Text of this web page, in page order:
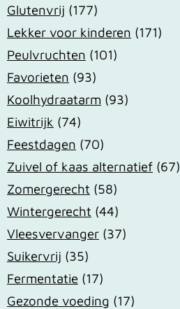
Glutenvrij (177)
Lekker voor kinderen (171)
Peulvruchten (101)
Favorieten (93)
Koolhydraatarm (93)
Eiwitrijk (74)
Feestdagen (70)
Zuivel of kaas alternatief (67)
Zomergerecht (58)
Wintergerecht (44)
Vleesvervanger (37)
Suikervrij (35)
Fermentatie (17)
Gezonde voeding (17)